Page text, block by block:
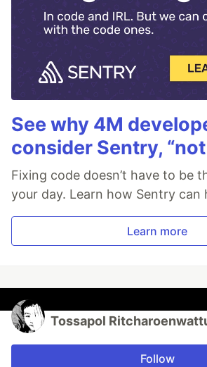
See why 4M
consider Sentry, “not
Fixing code doesn’t have to be
your day. Learn how Sentry can
Learn more
Tossapol
Follow